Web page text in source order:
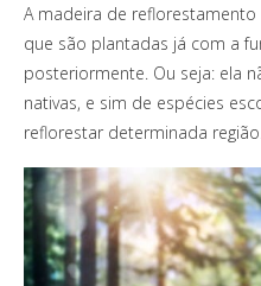
A madeira de
que são plantadas já com a
posteriormente. Ou seja: ela
nativas, e sim de espécies
reflorestar determinada região.